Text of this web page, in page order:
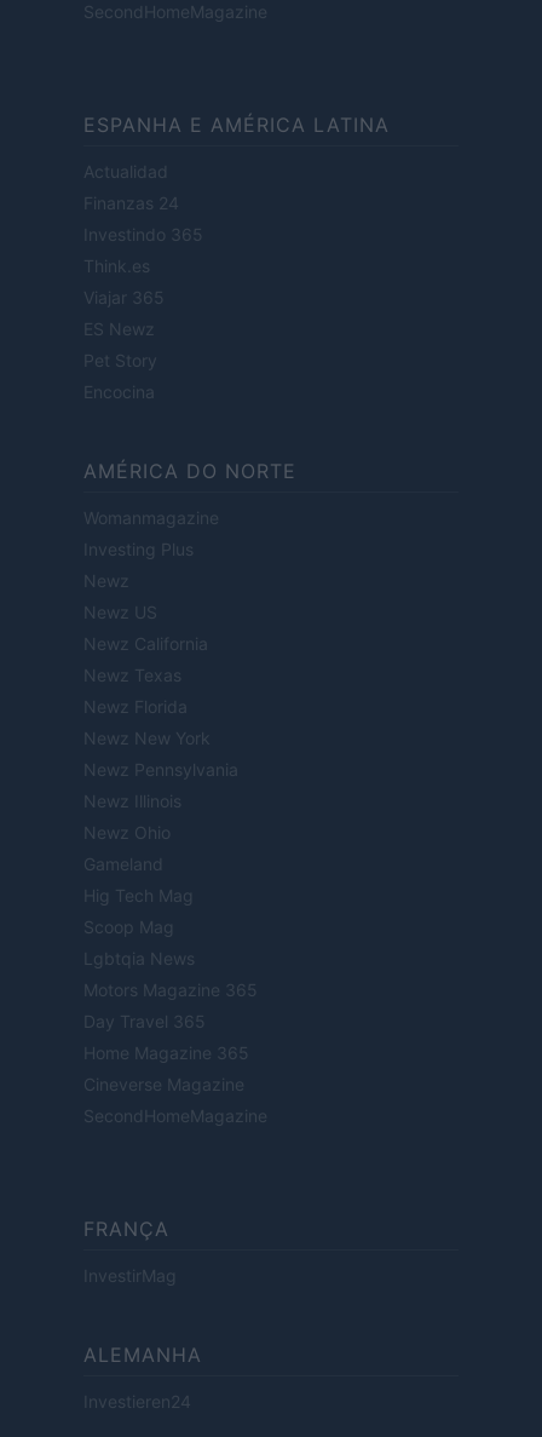
SecondHomeMagazine
ESPANHA E AMÉRICA LATINA
Actualidad
Finanzas 24
Investindo 365
Think.es
Viajar 365
ES Newz
Pet Story
Encocina
AMÉRICA DO NORTE
Womanmagazine
Investing Plus
Newz
Newz US
Newz California
Newz Texas
Newz Florida
Newz New York
Newz Pennsylvania
Newz Illinois
Newz Ohio
Gameland
Hig Tech Mag
Scoop Mag
Lgbtqia News
Motors Magazine 365
Day Travel 365
Home Magazine 365
Cineverse Magazine
SecondHomeMagazine
FRANÇA
InvestirMag
ALEMANHA
Investieren24